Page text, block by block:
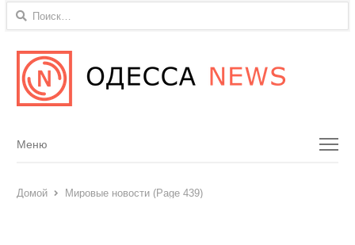
Найти:
Menu
Меню
Домой Мировые новости (Page 439)